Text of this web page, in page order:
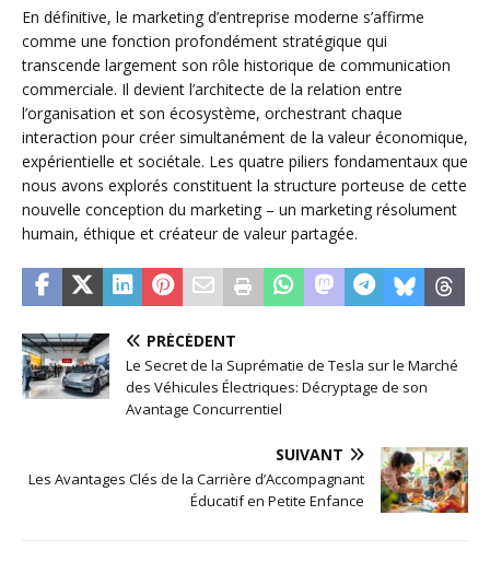
En définitive, le marketing d’entreprise moderne s’affirme
comme une fonction profondément stratégique qui
transcende largement son rôle historique de communication
commerciale. Il devient l’architecte de la relation entre
l’organisation et son écosystème, orchestrant chaque
interaction pour créer simultanément de la valeur économique,
expérientielle et sociétale. Les quatre piliers fondamentaux que
nous avons explorés constituent la structure porteuse de cette
nouvelle conception du marketing – un marketing résolument
humain, éthique et créateur de valeur partagée.
PRÉCÉDENT
Le Secret de la Suprématie de Tesla sur le Marché
des Véhicules Électriques: Décryptage de son
Avantage Concurrentiel
SUIVANT
Les Avantages Clés de la Carrière d’Accompagnant
Éducatif en Petite Enfance